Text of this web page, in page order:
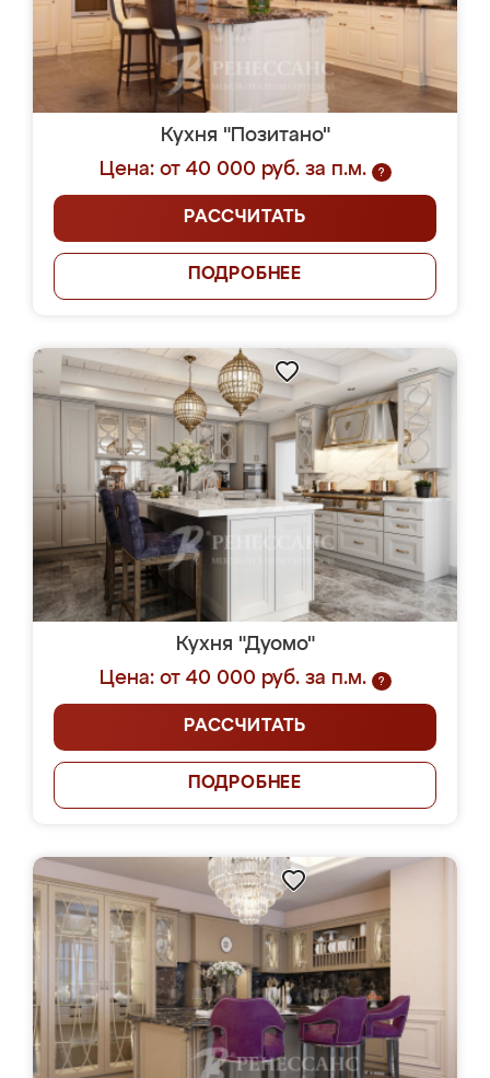
Кухня "Позитано"
Цена: от 40 000 руб. за п.м.
?
РАССЧИТАТЬ
ПОДРОБНЕЕ
Кухня "Дуомо"
Цена: от 40 000 руб. за п.м.
?
РАССЧИТАТЬ
ПОДРОБНЕЕ